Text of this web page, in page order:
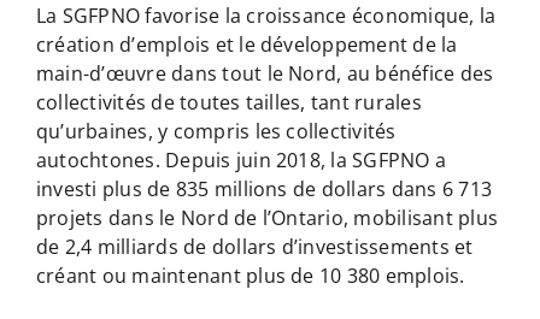
La SGFPNO favorise la croissance économique, la
création d’emplois et le développement de la
main-d’œuvre dans tout le Nord, au bénéfice des
collectivités de toutes tailles, tant rurales
qu’urbaines, y compris les collectivités
autochtones. Depuis juin 2018, la SGFPNO a
investi plus de 835 millions de dollars dans 6 713
projets dans le Nord de l’Ontario, mobilisant plus
de 2,4 milliards de dollars d’investissements et
créant ou maintenant plus de 10 380 emplois.